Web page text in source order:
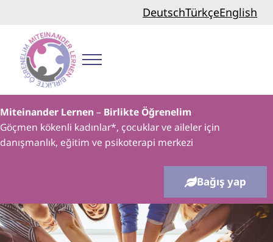
Skip to header right navigationDeutschTürkçeEnglish
Menu
Miteinander Lernen – Birlikte Öğrenelim
Göçmen kökenli kadınlar*, çocuklar ve aileler için
danışmanlık, eğitim ve psikoterapi merkezi
Bağış yap